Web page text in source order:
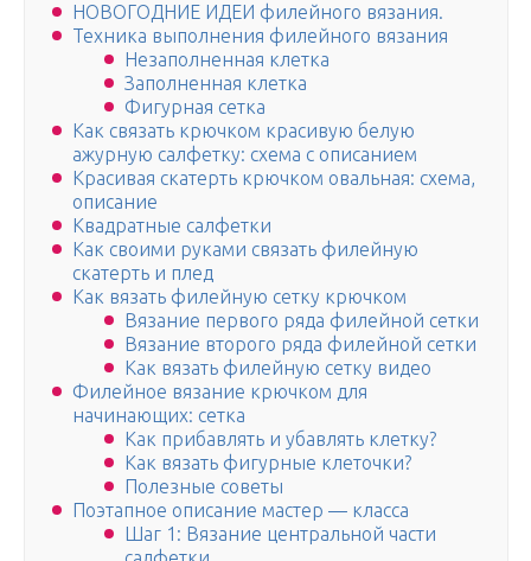
НОВОГОДНИЕ ИДЕИ филейного вязания.
Техника выполнения филейного вязания
Незаполненная клетка
Заполненная клетка
Фигурная сетка
Как связать крючком красивую белую
ажурную салфетку: схема с описанием
Красивая скатерть крючком овальная: схема,
описание
Квадратные салфетки
Как своими руками связать филейную
скатерть и плед
Как вязать филейную сетку крючком
Вязание первого ряда филейной сетки
Вязание второго ряда филейной сетки
Как вязать филейную сетку видео
Филейное вязание крючком для
начинающих: сетка
Как прибавлять и убавлять клетку?
Как вязать фигурные клеточки?
Полезные советы
Поэтапное описание мастер — класса
Шаг 1: Вязание центральной части